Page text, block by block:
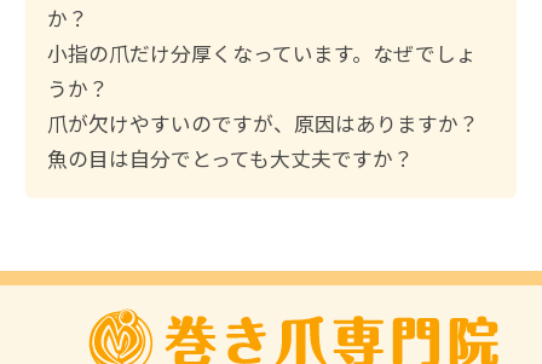
か？
小指の爪だけ分厚くなっています。なぜでしょ
うか？
爪が欠けやすいのですが、原因はありますか？
魚の目は自分でとっても大丈夫ですか？